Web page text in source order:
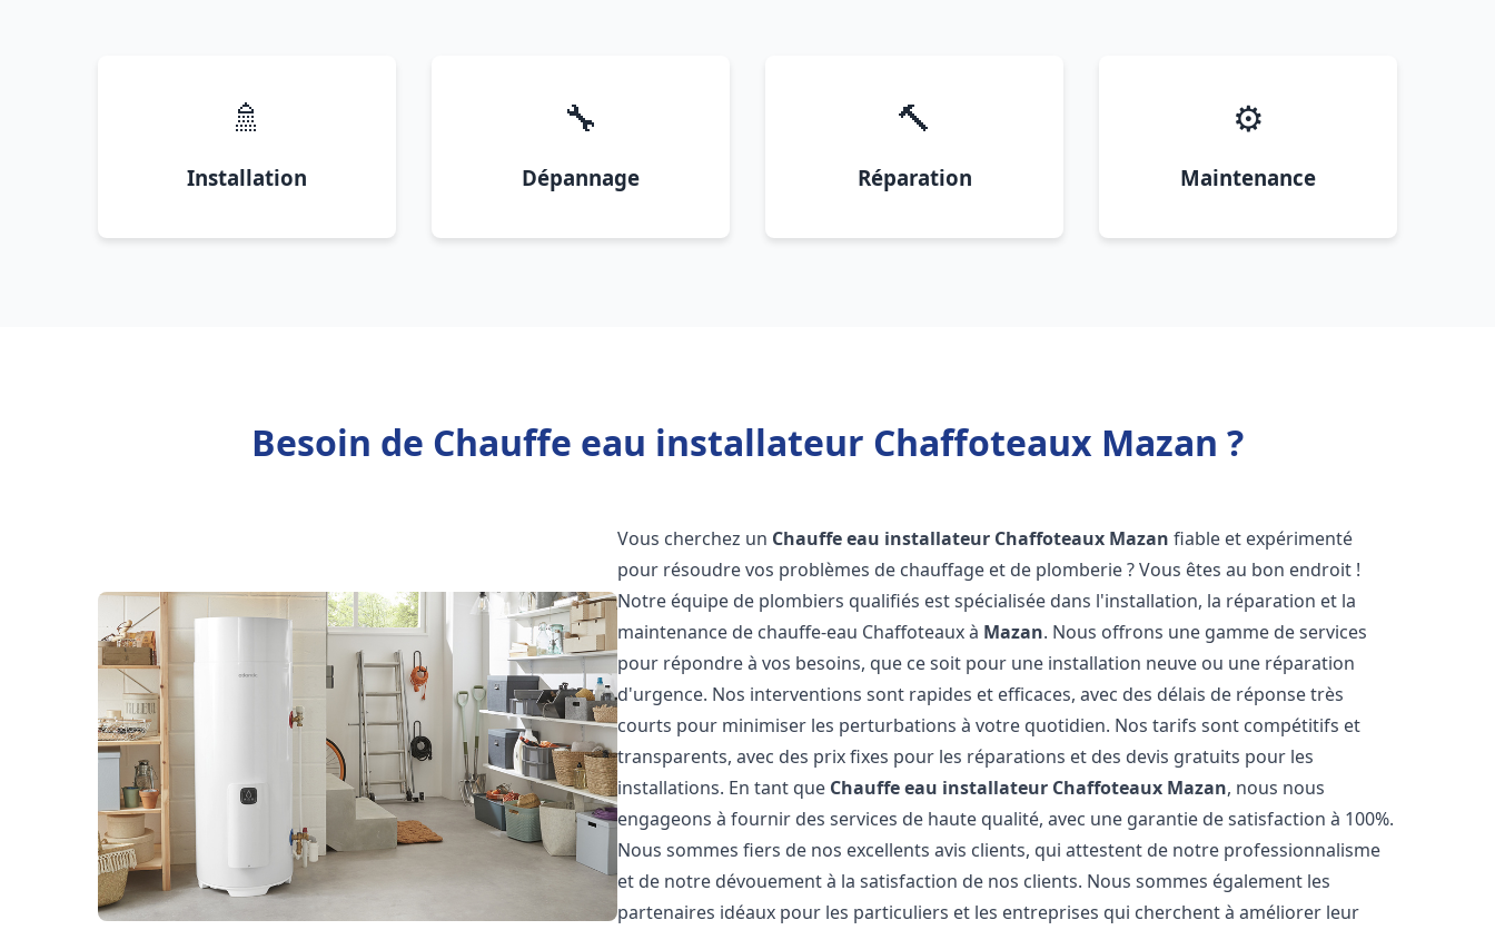
🚿
Installation
🔧
Dépannage
🔨
Réparation
⚙️
Maintenance
Besoin de Chauffe eau installateur Chaffoteaux Mazan ?
Vous cherchez un Chauffe eau installateur Chaffoteaux Mazan fiable et expérimenté
pour résoudre vos problèmes de chauffage et de plomberie ? Vous êtes au bon endroit !
Notre équipe de plombiers qualifiés est spécialisée dans l'installation, la réparation et la
maintenance de chauffe-eau Chaffoteaux à Mazan. Nous offrons une gamme de services
pour répondre à vos besoins, que ce soit pour une installation neuve ou une réparation
d'urgence. Nos interventions sont rapides et efficaces, avec des délais de réponse très
courts pour minimiser les perturbations à votre quotidien. Nos tarifs sont compétitifs et
transparents, avec des prix fixes pour les réparations et des devis gratuits pour les
installations. En tant que Chauffe eau installateur Chaffoteaux Mazan, nous nous
engageons à fournir des services de haute qualité, avec une garantie de satisfaction à 100%.
Nous sommes fiers de nos excellents avis clients, qui attestent de notre professionnalisme
et de notre dévouement à la satisfaction de nos clients. Nous sommes également les
partenaires idéaux pour les particuliers et les entreprises qui cherchent à améliorer leur